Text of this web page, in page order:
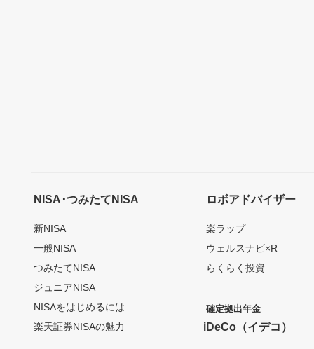
NISA･つみたてNISA
新NISA
一般NISA
つみたてNISA
ジュニアNISA
NISAをはじめるには
楽天証券NISAの魅力
ロボアドバイザー
楽ラップ
ウェルスナビ×R
らくらく投資
確定拠出年金
iDeCo（イデコ）